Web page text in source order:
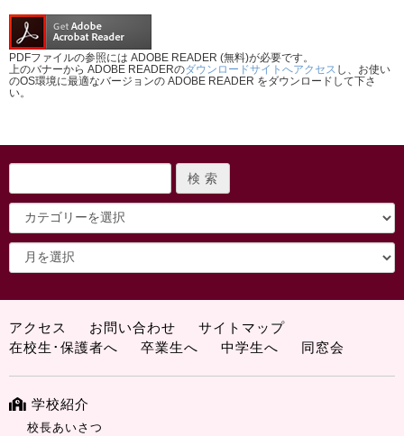
PDFファイルの参照には ADOBE READER (無料)が必要です。
上のバナーから ADOBE READERのダウンロードサイトへアクセス し、お使い
のOS環境に最適なバージョンの ADOBE READER をダウンロードして下さ
い。
アクセス お問い合わせ
サイトマップ
在校生･保護者へ
卒業生へ 中学生へ 同窓会
学校紹介
校長あいさつ